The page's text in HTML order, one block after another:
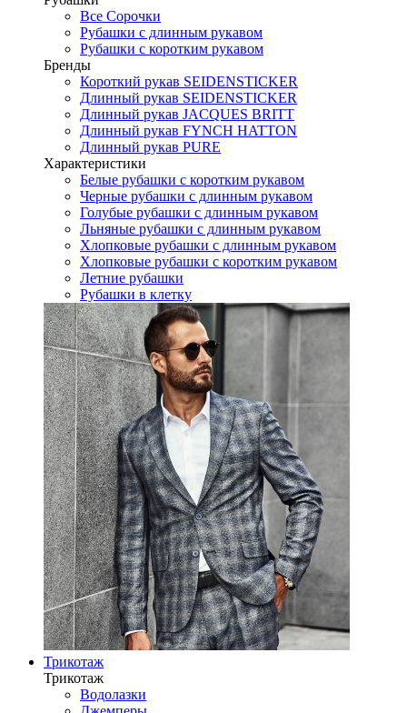
Все Сорочки
Рубашки с длинным рукавом
Рубашки с коротким рукавом
Бренды
Короткий рукав SEIDENSTICKER
Длинный рукав SEIDENSTICKER
Длинный рукав JAСQUES BRITT
Длинный рукав FYNCH HATTON
Длинный рукав PURE
Характеристики
Белые рубашки с коротким рукавом
Черные рубашки с длинным рукавом
Голубые рубашки с длинным рукавом
Льняные рубашки с длинным рукавом
Хлопковые рубашки с длинным рукавом
Хлопковые рубашки с коротким рукавом
Летние рубашки
Рубашки в клетку
Трикотаж
Трикотаж
Водолазки